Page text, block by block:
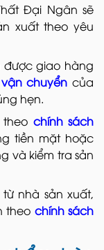
Đại Ngân sẽ
xuất theo yêu
được giao hàng
chuyển của
hẹn.
chính sách
tiền mặt hoặc
và kiểm tra sản
nhà sản xuất,
theo chính sách